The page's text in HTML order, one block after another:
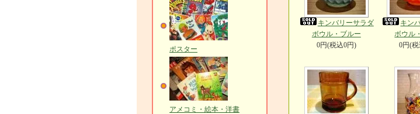
ポスター
アメコミ・絵本・洋書
キンバリーサラダ
ボウル・ブルー
0円(税込0円)
キン
ボウル
0円(